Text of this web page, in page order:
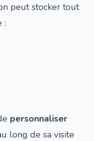
peut stocker tout
:
personnaliser
long de sa visite